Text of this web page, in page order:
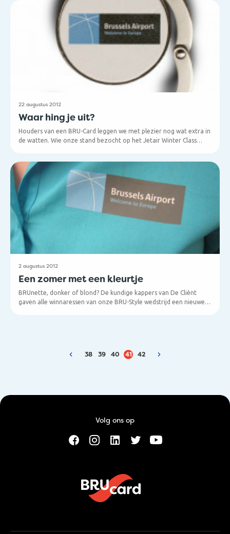
22 augustus 2012
Waar hing je uit?
Houders van een BRU-Card leggen we met plezier nog wat extra in
de watten. Wie onze stand bezocht op het Jetair Winter Class
berichtje naar marketingnews@brusselsairport.be met je naam en
BRU-Card-nummer (rechtsonder op je kaart) en wij zorgen er voor
dat je alsnog je hanger ontvangt!
2 augustus 2012
Een zomer met een kleurtje
BRUnette, donker of blond? De kundige kappers van De Cliènt
gaven alle winnaressen van onze BRU-Style wedstrijd een nieuwe,
38 39 40 41 42
Volg ons op